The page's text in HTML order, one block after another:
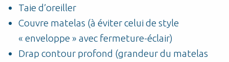
Taie d’oreiller
Couvre matelas (à éviter celui de style
« enveloppe » avec fermeture-éclair)
Drap contour profond (grandeur du matelas